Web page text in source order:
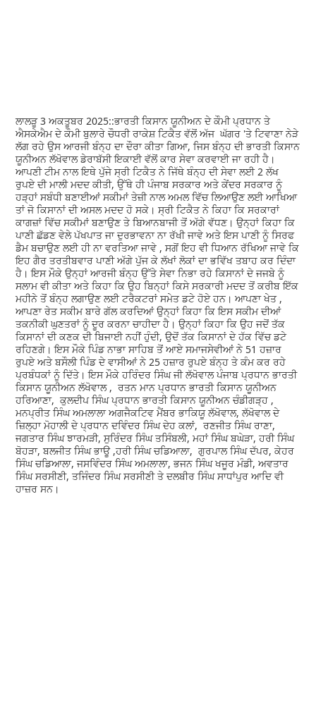
ਲਾਲੜੂ 3 ਅਕਤੂਬਰ 2025::ਭਾਰਤੀ ਕਿਸਾਨ ਯੂਨੀਅਨ ਦੇ ਕੌਮੀ ਪ੍ਰਧਾਨ ਤੇ
ਐਸਕੇਐਮ ਦੇ ਕੌਮੀ ਬੁਲਾਰੇ ਚੌਧਰੀ ਰਾਕੇਸ਼ ਟਿਕੈਤ ਵੱਲੋਂ ਅੱਜ ਘੱਗਰ 'ਤੇ ਟਿਵਾਣਾ ਨੇੜੇ
ਲੱਗ ਰਹੇ ਉਸ ਆਰਜੀ ਬੰਨ੍ਹ ਦਾ ਦੌਰਾ ਕੀਤਾ ਗਿਆ, ਜਿਸ ਬੰਨ੍ਹ ਦੀ ਭਾਰਤੀ ਕਿਸਾਨ
ਯੂਨੀਅਨ ਲੱਖੋਵਾਲ ਡੇਰਾਬੱਸੀ ਇਕਾਈ ਵੱਲੋਂ ਕਾਰ ਸੇਵਾ ਕਰਵਾਈ ਜਾ ਰਹੀ ਹੈ।
ਆਪਣੀ ਟੀਮ ਨਾਲ ਇਥੇ ਪੁੱਜੇ ਸ੍ਰੀ ਟਿਕੈਤ ਨੇ ਜਿੱਥੇ ਬੰਨ੍ਹ ਦੀ ਸੇਵਾ ਲਈ 2 ਲੱਖ
ਰੁਪਏ ਦੀ ਮਾਲੀ ਮਦਦ ਕੀਤੀ, ਉੱਥੇ ਹੀ ਪੰਜਾਬ ਸਰਕਾਰ ਅਤੇ ਕੇਂਦਰ ਸਰਕਾਰ ਨੂੰ
ਹੜ੍ਹਾਂ ਸਬੰਧੀ ਬਣਾਈਆਂ ਸਕੀਮਾਂ ਤੇਜ਼ੀ ਨਾਲ ਅਮਲ ਵਿੱਚ ਲਿਆਉਣ ਲਈ ਆਖਿਆ
ਤਾਂ ਜੋ ਕਿਸਾਨਾਂ ਦੀ ਅਸਲ ਮਦਦ ਹੋ ਸਕੇ। ਸ੍ਰੀ ਟਿਕੈਤ ਨੇ ਕਿਹਾ ਕਿ ਸਰਕਾਰਾਂ
ਕਾਗਜ਼ਾਂ ਵਿੱਚ ਸਕੀਮਾਂ ਬਣਾਉਣ ਤੇ ਬਿਆਨਬਾਜੀ ਤੋਂ ਅੱਗੇ ਵੱਧਣ। ਉਨ੍ਹਾਂ ਕਿਹਾ ਕਿ
ਪਾਣੀ ਛੱਡਣ ਵੇਲੇ ਪੱਖਪਾਤ ਜਾ ਦੁਰਭਾਵਨਾ ਨਾ ਰੱਖੀ ਜਾਵੇ ਅਤੇ ਇਸ ਪਾਣੀ ਨੂੰ ਸਿਰਫ
ਡੈਮ ਬਚਾਉਣ ਲਈ ਹੀ ਨਾ ਵਰਤਿਆ ਜਾਵੇ , ਸਗੋਂ ਇਹ ਵੀ ਧਿਆਨ ਰੱਖਿਆ ਜਾਵੇ ਕਿ
ਇਹ ਗੈਰ ਤਰਤੀਬਵਾਰ ਪਾਣੀ ਅੱਗੇ ਪੁੱਜ ਕੇ ਲੱਖਾਂ ਲੋਕਾਂ ਦਾ ਭਵਿੱਖ ਤਬਾਹ ਕਰ ਦਿੰਦਾ
ਹੈ। ਇਸ ਮੌਕੇ ਉਨ੍ਹਾਂ ਆਰਜੀ ਬੰਨ੍ਹ ਉੱਤੇ ਸੇਵਾ ਨਿਭਾ ਰਹੇ ਕਿਸਾਨਾਂ ਦੇ ਜਜਬੇ ਨੂੰ
ਸਲਾਮ ਵੀ ਕੀਤਾ ਅਤੇ ਕਿਹਾ ਕਿ ਉਹ ਬਿਨ੍ਹਾਂ ਕਿਸੇ ਸਰਕਾਰੀ ਮਦਦ ਤੋਂ ਕਰੀਬ ਇੱਕ
ਮਹੀਨੇ ਤੋਂ ਬੰਨ੍ਹ ਲਗਾਉਣ ਲਈ ਟਰੈਕਟਰਾਂ ਸਮੇਤ ਡਟੇ ਹੋਏ ਹਨ। ਆਪਣਾ ਖੇਤ ,
ਆਪਣਾ ਰੇਤ ਸਕੀਮ ਬਾਰੇ ਗੱਲ ਕਰਦਿਆਂ ਉਨ੍ਹਾਂ ਕਿਹਾ ਕਿ ਇਸ ਸਕੀਮ ਦੀਆਂ
ਤਕਨੀਕੀ ਘੁਣਤਰਾਂ ਨੂੰ ਦੂਰ ਕਰਨਾ ਚਾਹੀਦਾ ਹੈ। ਉਨ੍ਹਾਂ ਕਿਹਾ ਕਿ ਉਹ ਜਦੋਂ ਤੱਕ
ਕਿਸਾਨਾਂ ਦੀ ਕਣਕ ਦੀ ਬਿਜਾਈ ਨਹੀਂ ਹੁੰਦੀ, ਉਦੋਂ ਤੱਕ ਕਿਸਾਨਾਂ ਦੇ ਹੱਕ ਵਿੱਚ ਡਟੇ
ਰਹਿਣਗੇ। ਇਸ ਮੌਕੇ ਪਿੰਡ ਨਾਭਾ ਸਾਹਿਬ ਤੋਂ ਆਏ ਸਮਾਜਸੇਵੀਆਂ ਨੇ 51 ਹਜ਼ਾਰ
ਰੁਪਏ ਅਤੇ ਬਸੌਲੀ ਪਿੰਡ ਦੇ ਵਾਸੀਆਂ ਨੇ 25 ਹਜ਼ਾਰ ਰੁਪਏ ਬੰਨ੍ਹ ਤੇ ਕੰਮ ਕਰ ਰਹੇ
ਪ੍ਰਬੰਧਕਾਂ ਨੂੰ ਦਿੱਤੇ। ਇਸ ਮੌਕੇ ਹਰਿੰਦਰ ਸਿੰਘ ਜੀ ਲੱਖੋਵਾਲ ਪੰਜਾਬ ਪ੍ਰਧਾਨ ਭਾਰਤੀ
ਕਿਸਾਨ ਯੂਨੀਅਨ ਲੱਖੋਵਾਲ , ਰਤਨ ਮਾਨ ਪ੍ਰਧਾਨ ਭਾਰਤੀ ਕਿਸਾਨ ਯੂਨੀਅਨ
ਹਰਿਆਣਾ, ਕੁਲਦੀਪ ਸਿੰਘ ਪ੍ਰਧਾਨ ਭਾਰਤੀ ਕਿਸਾਨ ਯੂਨੀਅਨ ਚੰਡੀਗੜ੍ਹ ,
ਮਨਪ੍ਰੀਤ ਸਿੰਘ ਅਮਲਾਲਾ ਅਗਜੈਕਟਿਵ ਮੈਂਬਰ ਭਾਕਿਯੂ ਲੱਖੋਵਾਲ, ਲੱਖੋਵਾਲ ਦੇ
ਜ਼ਿਲ੍ਹਾ ਮੋਹਾਲੀ ਦੇ ਪ੍ਰਧਾਨ ਦਵਿੰਦਰ ਸਿੰਘ ਦੇਹ ਕਲਾਂ, ਰਣਜੀਤ ਸਿੰਘ ਰਾਣਾ,
ਜਗਤਾਰ ਸਿੰਘ ਝਾਰਮੜੀ, ਸੁਰਿੰਦਰ ਸਿੰਘ ਤਸਿੰਬਲੀ, ਮਹਾਂ ਸਿੰਘ ਬਘੇੜਾ, ਹਰੀ ਸਿੰਘ
ਬੋਹੜਾ, ਬਲਜੀਤ ਸਿੰਘ ਭਾਊ ,ਹਰੀ ਸਿੰਘ ਚਡਿਆਲਾ, ਗੁਰਪਾਲ ਸਿੰਘ ਦੱਪਰ, ਕੇਹਰ
ਸਿੰਘ ਚਡਿਆਲਾ, ਜਸਵਿੰਦਰ ਸਿੰਘ ਅਮਲਾਲਾ, ਭਜਨ ਸਿੰਘ ਖਜੂਰ ਮੰਡੀ, ਅਵਤਾਰ
ਸਿੰਘ ਸਰਸੀਣੀ, ਤਜਿੰਦਰ ਸਿੰਘ ਸਰਸੀਣੀ ਤੇ ਦਲਬੀਰ ਸਿੰਘ ਸਾਧਾਂਪੁਰ ਆਦਿ ਵੀ
ਹਾਜ਼ਰ ਸਨ।